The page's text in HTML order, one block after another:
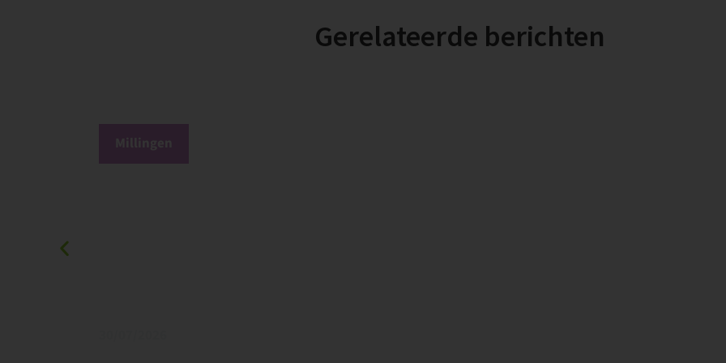
Gerelateerde berichten